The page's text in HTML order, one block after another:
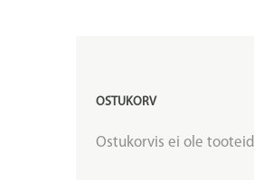
OSTUKORV
Ostukorvis ei ole